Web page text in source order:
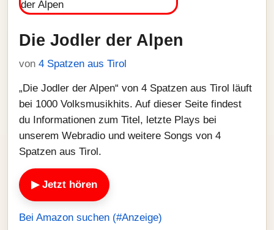
Die Jodler der Alpen
von 4 Spatzen aus Tirol
„Die Jodler der Alpen“ von 4 Spatzen aus Tirol läuft
bei 1000 Volksmusikhits. Auf dieser Seite findest
du Informationen zum Titel, letzte Plays bei
unserem Webradio und weitere Songs von 4
Spatzen aus Tirol.
▶ Jetzt hören
Bei Amazon suchen (#Anzeige)